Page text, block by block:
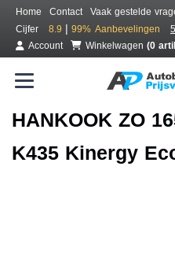
Home Contact
Vaak gestelde
Cijfer
8.9 | 99% Aanbevelingen
Account
Winkelwagen (0
HANKOOK ZO
K435 Kinergy